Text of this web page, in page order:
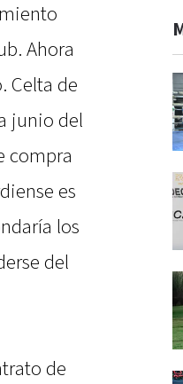
Ahora
Celta de
junio del
compra
es
los
del
de